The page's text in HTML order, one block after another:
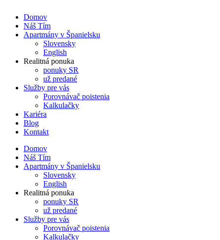
Domov
Náš Tím
Apartmány v Španielsku
Slovensky
English
Realitná ponuka
ponuky SR
už predané
Služby pre vás
Porovnávač poistenia
Kalkulačky
Kariéra
Blog
Kontakt
Domov
Náš Tím
Apartmány v Španielsku
Slovensky
English
Realitná ponuka
ponuky SR
už predané
Služby pre vás
Porovnávač poistenia
Kalkulačky